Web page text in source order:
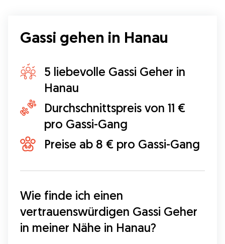
Gassi gehen in Hanau
5 liebevolle Gassi Geher in
Hanau
Durchschnittspreis von 11 €
pro Gassi-Gang
Preise ab 8 € pro Gassi-Gang
Wie finde ich einen
vertrauenswürdigen Gassi Geher
in meiner Nähe in Hanau?